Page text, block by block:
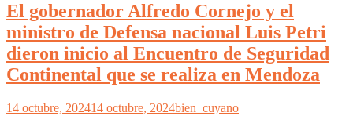
El gobernador Alfredo Cornejo y el
ministro de Defensa nacional Luis Petri
dieron inicio al Encuentro de Seguridad
Continental que se realiza en Mendoza
14 octubre, 202414 octubre, 2024bien_cuyano